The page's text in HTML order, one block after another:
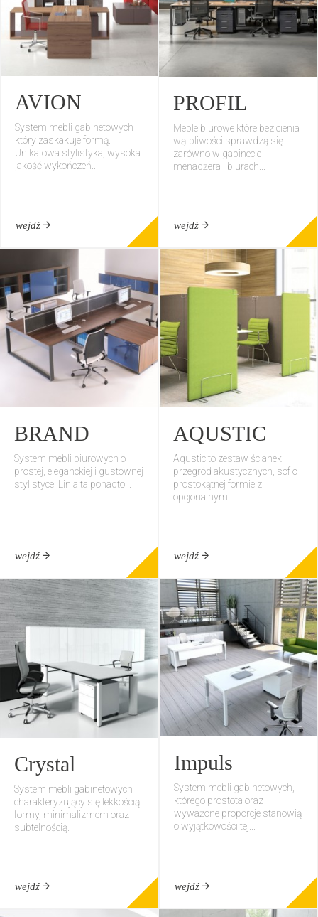
AVION
System mebli gabinetowych
który zaskakuje formą.
Unikatowa stylistyka, wysoka
jakość wykończeń...
wejdź
PROFIL
Meble biurowe które bez cienia
wątpliwości sprawdzą się
zarówno w gabinecie
menadżera i biurach...
wejdź
BRAND
System mebli biurowych o
prostej, eleganckiej i gustownej
stylistyce. Linia ta ponadto...
wejdź
AQUSTIC
Aqustic to zestaw ścianek i
przegród akustycznych, sof o
prostokątnej formie z
opcjonalnymi...
wejdź
Crystal
System mebli gabinetowych
charakteryzujący się lekkością
formy, minimalizmem oraz
subtelnością.
wejdź
Impuls
System mebli gabinetowych,
którego prostota oraz
wyważone proporcje stanowią
o wyjątkowości tej...
wejdź